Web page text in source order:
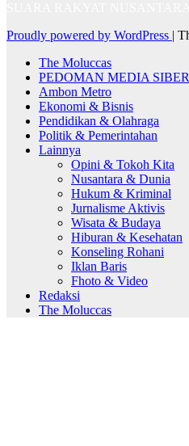
Proudly powered by WordPress |
The Moluccas
PEDOMAN MEDIA SIBER
Ambon Metro
Ekonomi & Bisnis
Pendidikan & Olahraga
Politik & Pemerintahan
Lainnya
Opini & Tokoh Kita
Nusantara & Dunia
Hukum & Kriminal
Jurnalisme Aktivis
Wisata & Budaya
Hiburan & Kesehatan
Konseling Rohani
Iklan Baris
Fhoto & Video
Redaksi
The Moluccas